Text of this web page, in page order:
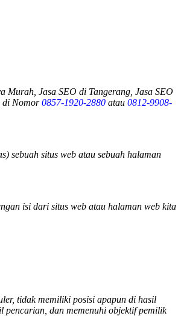
Murah, Jasa SEO di Tangerang, Jasa SEO
di Nomor0857-1920-2880 atau 0812-9908-
sebuah situs web atau sebuah halaman
isi dari situs web atau halaman web kita
tidak memiliki posisi apapun di hasil
pencarian, dan memenuhi objektif pemilik